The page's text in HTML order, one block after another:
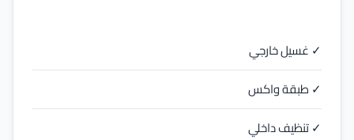
✓ غسيل خارجي
✓ طبقة واكس
✓ تنظيف داخلي